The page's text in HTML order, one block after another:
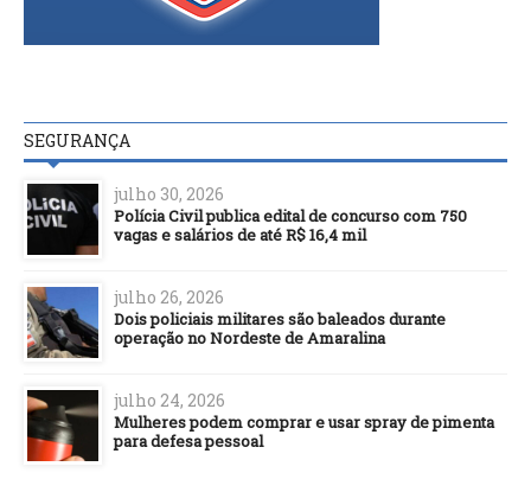
SEGURANÇA
julho 30, 2026
Polícia Civil publica edital de concurso com 750
vagas e salários de até R$ 16,4 mil
julho 26, 2026
Dois policiais militares são baleados durante
operação no Nordeste de Amaralina
julho 24, 2026
Mulheres podem comprar e usar spray de pimenta
para defesa pessoal